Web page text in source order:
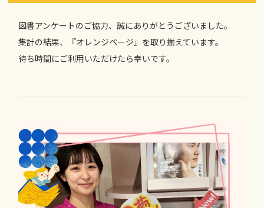
図書アンケートのご協力、誠にありがとうございました。
集計の結果、『オレンジページ』を取り揃えています。
待ち時間にご利用いただけたら幸いです。